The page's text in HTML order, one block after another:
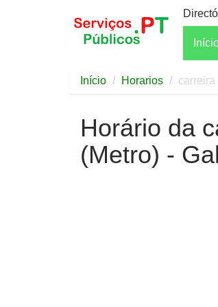
Início Horarios
Horário da
(Metro) -